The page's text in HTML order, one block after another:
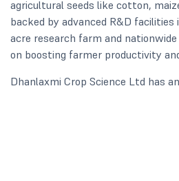
agricultural seeds like cotton,
backed by advanced R&D
acre research farm and
on boosting farmer productivity
Dhanlaxmi Crop Science Ltd has